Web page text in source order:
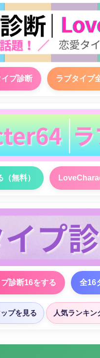
プ診断 ラブタイプ
無料）
診断16をする 全16
プを見る 人気ランキン